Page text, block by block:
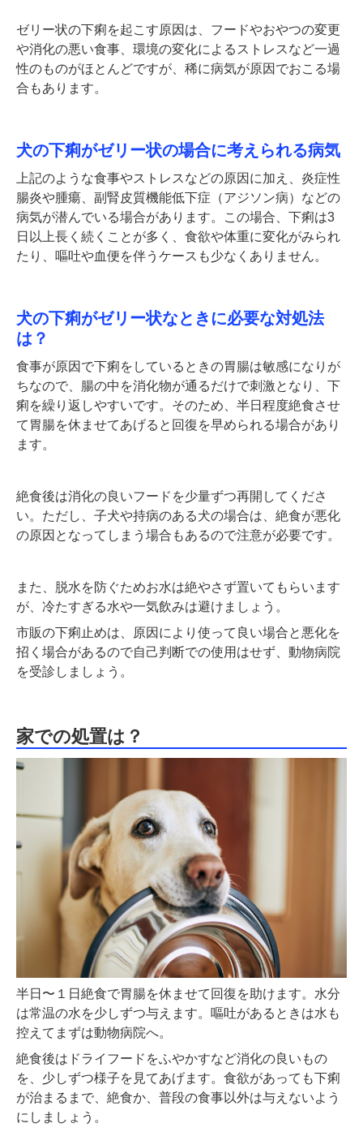
ゼリー状の下痢を起こす原因は、フードやおやつの変更
や消化の悪い食事、環境の変化によるストレスなど一過
性のものがほとんどですが、稀に病気が原因でおこる場
合もあります。
犬の下痢がゼリー状の場合に考えられる病気
上記のような食事やストレスなどの原因に加え、炎症性
腸炎や腫瘍、副腎皮質機能低下症（アジソン病）などの
病気が潜んでいる場合があります。この場合、下痢は3
日以上長く続くことが多く、食欲や体重に変化がみられ
たり、嘔吐や血便を伴うケースも少なくありません。
犬の下痢がゼリー状なときに必要な対処法
は？
食事が原因で下痢をしているときの胃腸は敏感になりが
ちなので、腸の中を消化物が通るだけで刺激となり、下
痢を繰り返しやすいです。そのため、半日程度絶食させ
て胃腸を休ませてあげると回復を早められる場合があり
ます。
絶食後は消化の良いフードを少量ずつ再開してくださ
い。ただし、子犬や持病のある犬の場合は、絶食が悪化
の原因となってしまう場合もあるので注意が必要です。
また、脱水を防ぐためお水は絶やさず置いてもらいます
が、冷たすぎる水や一気飲みは避けましょう。
市販の下痢止めは、原因により使って良い場合と悪化を
招く場合があるので自己判断での使用はせず、動物病院
を受診しましょう。
家での処置は？
半日〜１日絶食で胃腸を休ませて回復を助けます。水分
は常温の水を少しずつ与えます。嘔吐があるときは水も
控えてまずは動物病院へ。
絶食後はドライフードをふやかすなど消化の良いもの
を、少しずつ様子を見てあげます。食欲があっても下痢
が治まるまで、絶食か、普段の食事以外は与えないよう
にしましょう。